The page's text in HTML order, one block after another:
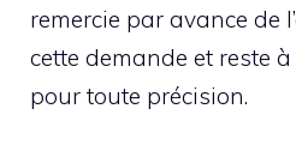
remercie par avance de
cette demande et reste
pour toute précision.